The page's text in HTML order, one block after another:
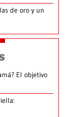
de oro y un
El objetivo